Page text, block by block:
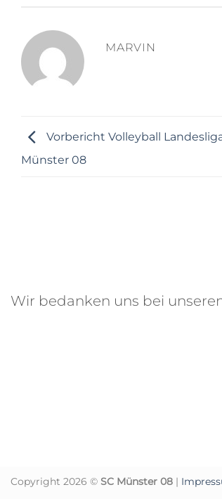
MARVIN
Vorbericht Volleyball Landesliga
Münster 08
Wir bedanken uns bei
Copyright 2026 © SC Münster 08 |